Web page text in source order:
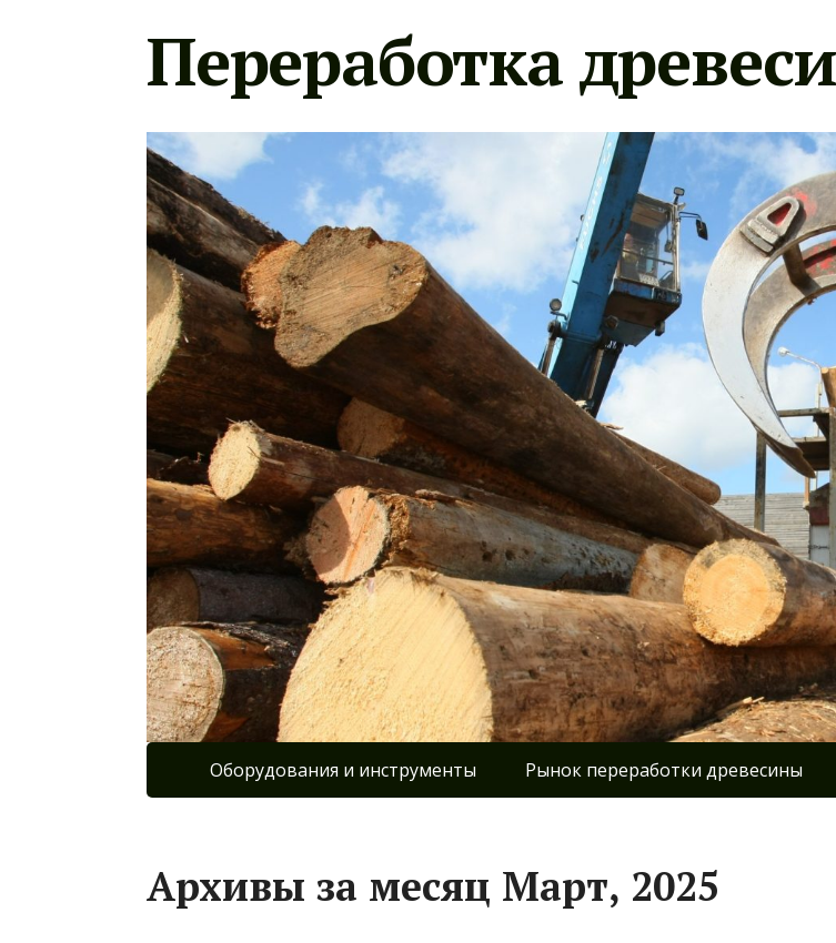
Переработка
Оборудования и инструменты Рынок переработки древесины
Архивы за месяц Март, 2025